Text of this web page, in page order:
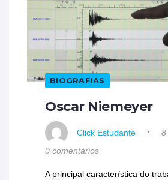
BIOGRAFIAS
Oscar Niemeyer
Click Estudante
8
0 comentários
A principal característica do